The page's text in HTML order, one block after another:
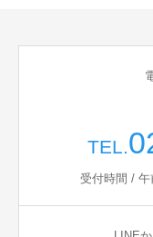
TEL.
受付時間 / 午